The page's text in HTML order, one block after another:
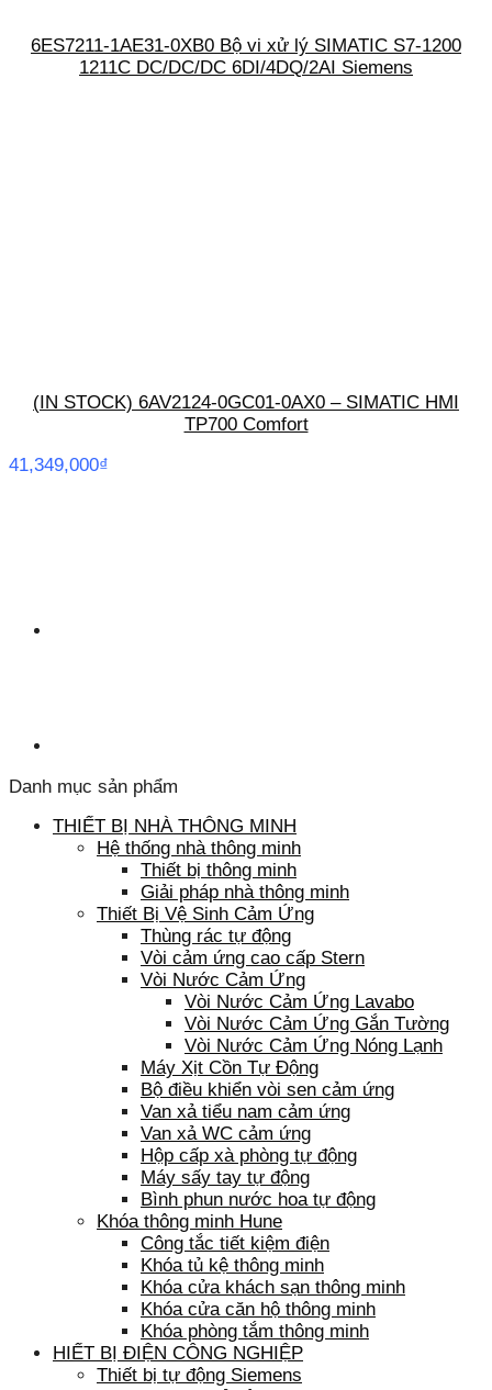
6ES7211-1AE31-0XB0 Bộ vi xử lý SIMATIC S7-1200
1211C DC/DC/DC 6DI/4DQ/2AI Siemens
(IN STOCK) 6AV2124-0GC01-0AX0 – SIMATIC HMI
TP700 Comfort
41,349,000₫
Danh mục sản phẩm
THIẾT BỊ NHÀ THÔNG MINH
Hệ thống nhà thông minh
Thiết bị thông minh
Giải pháp nhà thông minh
Thiết Bị Vệ Sinh Cảm Ứng
Thùng rác tự động
Vòi cảm ứng cao cấp Stern
Vòi Nước Cảm Ứng
Vòi Nước Cảm Ứng Lavabo
Vòi Nước Cảm Ứng Gắn Tường
Vòi Nước Cảm Ứng Nóng Lạnh
Máy Xịt Cồn Tự Động
Bộ điều khiển vòi sen cảm ứng
Van xả tiểu nam cảm ứng
Van xả WC cảm ứng
Hộp cấp xà phòng tự động
Máy sấy tay tự động
Bình phun nước hoa tự động
Khóa thông minh Hune
Công tắc tiết kiệm điện
Khóa tủ kệ thông minh
Khóa cửa khách sạn thông minh
Khóa cửa căn hộ thông minh
Khóa phòng tắm thông minh
HIẾT BỊ ĐIỆN CÔNG NGHIỆP
Thiết bị tự động Siemens